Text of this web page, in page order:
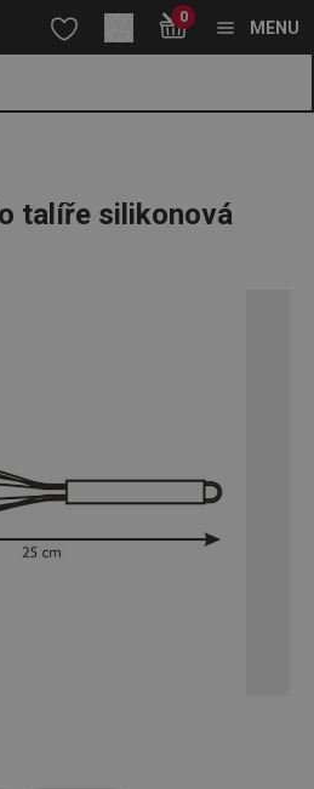
metla do talíře silikonová
hlavní obsah
na vyhledávání
na navigaci 0
MENU
talíře silikonová